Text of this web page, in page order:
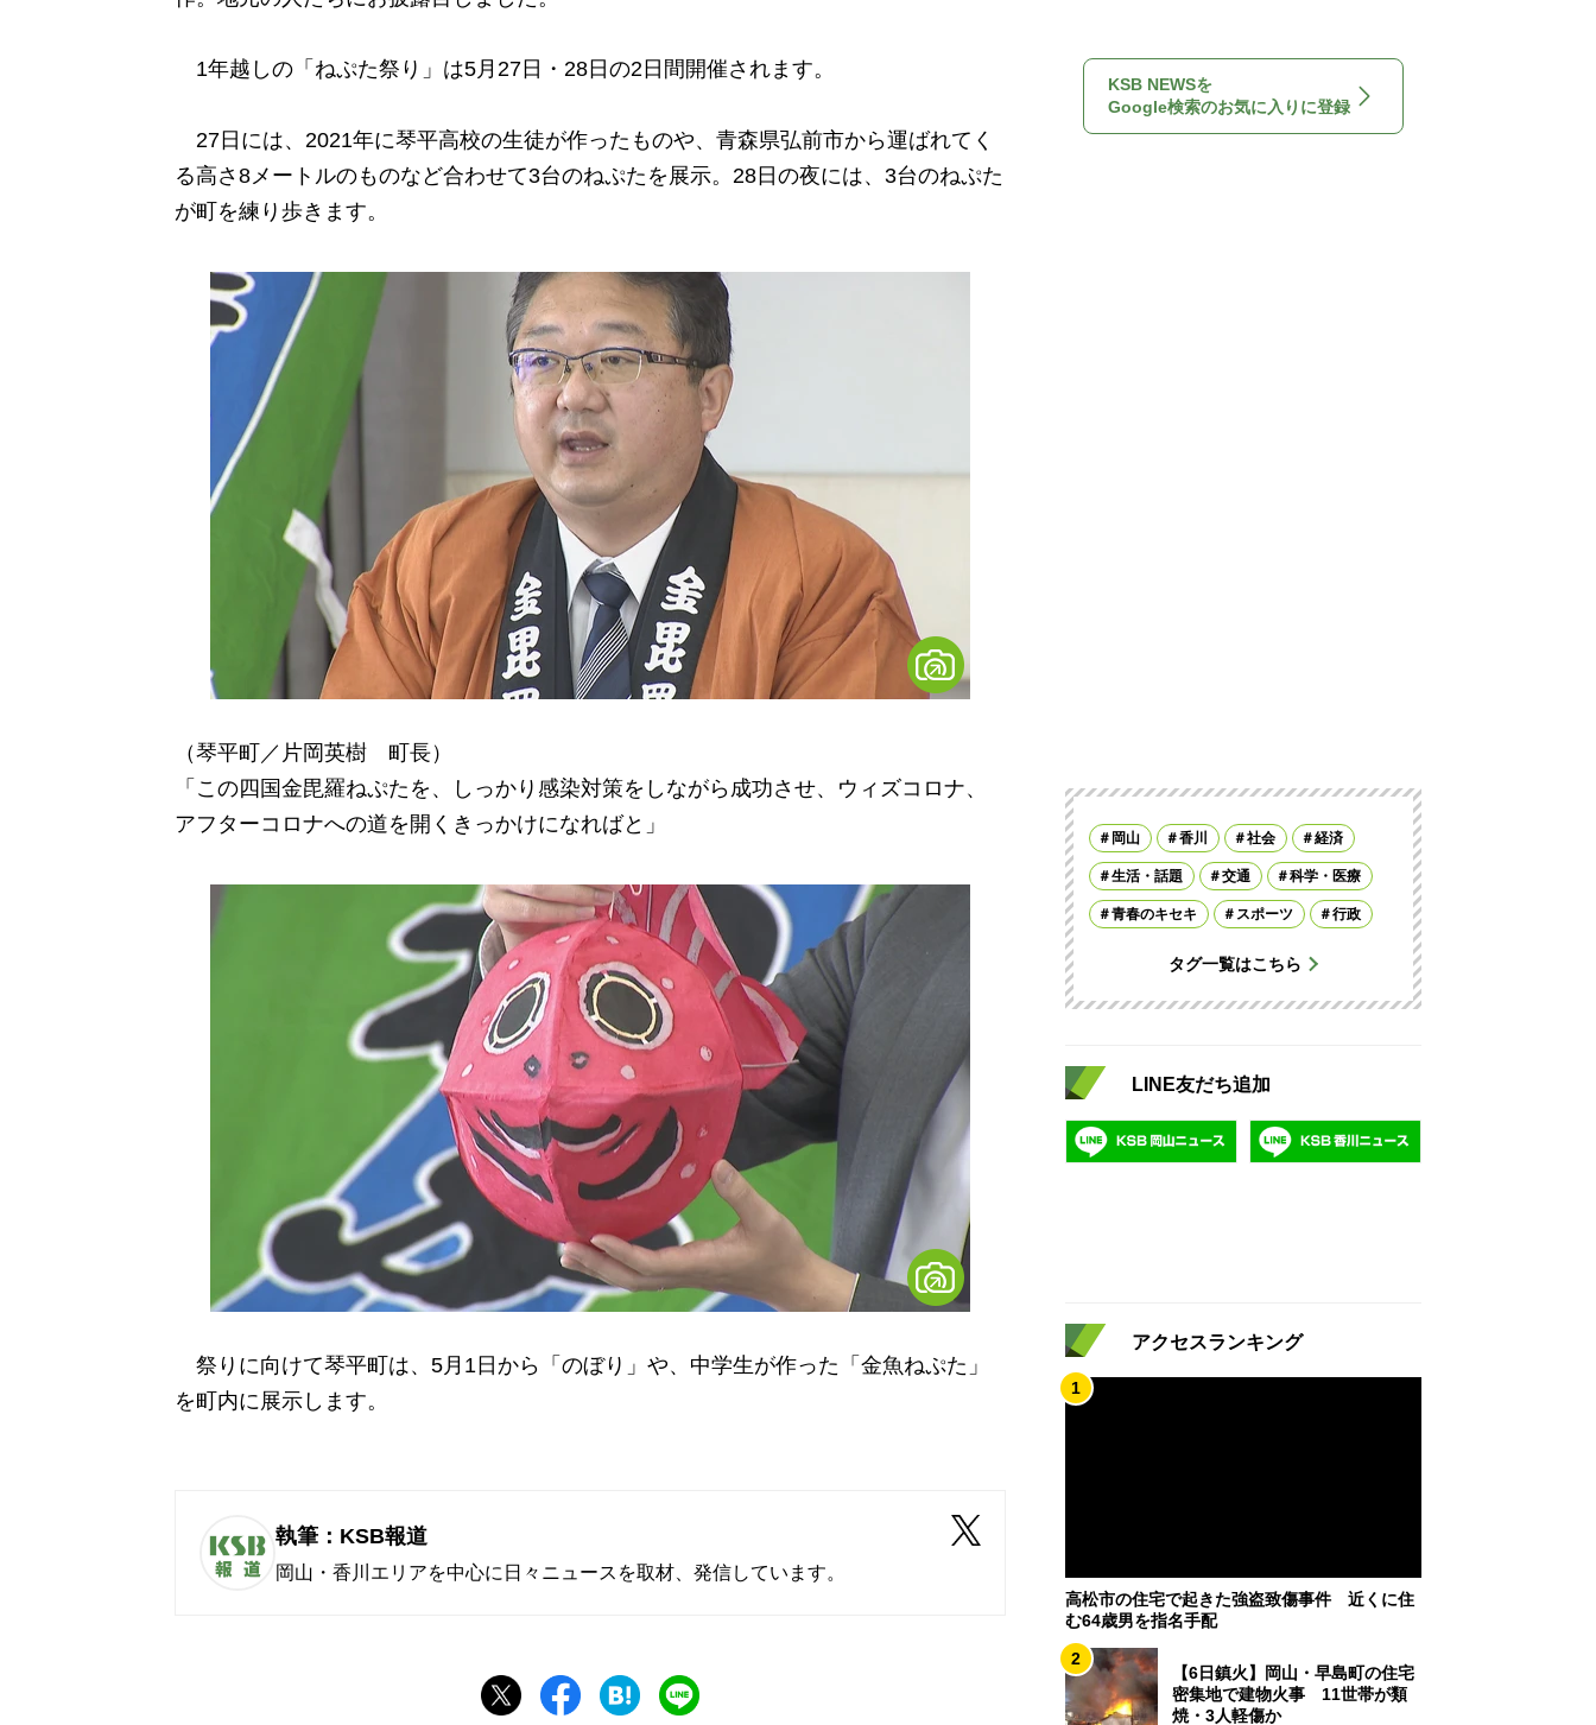
1年越しの「ねぷた祭り」は5月27日・28日の2日間開催されます。
27日には、2021年に琴平高校の生徒が作ったものや、青森県弘前市から運ばれてく
る高さ8メートルのものなど合わせて3台のねぷたを展示。28日の夜には、3台のねぷた
が町を練り歩きます。
（琴平町／片岡英樹 町長）
「この四国金毘羅ねぷたを、しっかり感染対策をしながら成功させ、ウィズコロナ、
アフターコロナへの道を開くきっかけになればと」
祭りに向けて琴平町は、5月1日から「のぼり」や、中学生が作った「金魚ねぷた」
を町内に展示します。
執筆：KSB報道
岡山・香川エリアを中心に日々ニュースを取材、発信しています。
KSB NEWSを
Google検索のお気に入りに登録
岡山 香川 社会 経済
生活・話題 交通 科学・医療
青春のキセキ スポーツ 行政
タグ一覧はこちら
LINE友だち追加
アクセスランキング
1
高松市の住宅で起きた強盗致傷事件 近くに住
む64歳男を指名手配
2
【6日鎮火】岡山・早島町の住宅
密集地で建物火事 11世帯が類
焼・3人軽傷か